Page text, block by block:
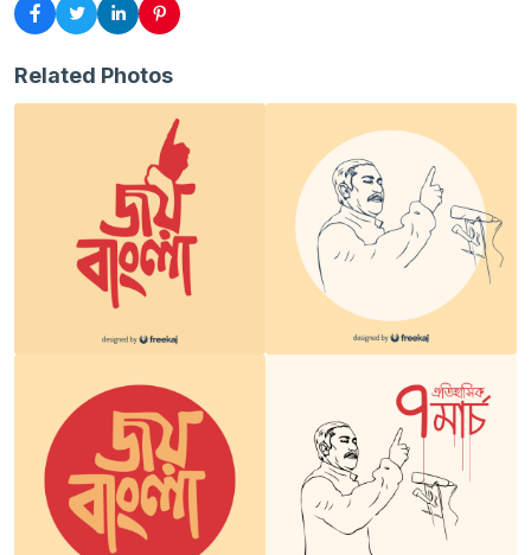
Related Photos